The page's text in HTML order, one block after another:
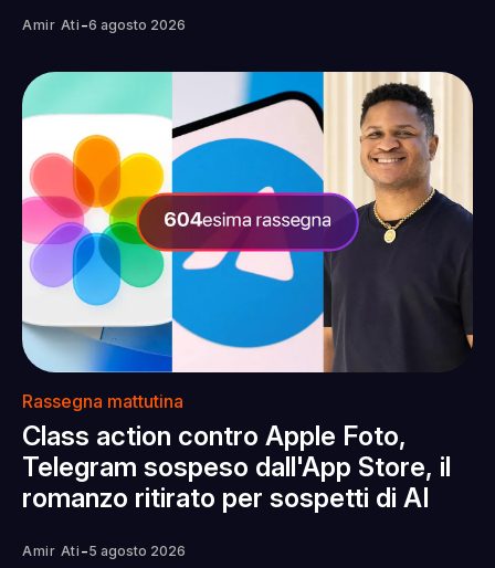
Amir Ati -6 agosto 2026
Rassegna mattutina
Class action contro Apple Foto,
Telegram sospeso dall'App Store, il
romanzo ritirato per sospetti di AI
Amir Ati -5 agosto 2026